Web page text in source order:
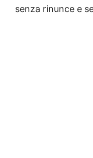
senza rinunce e